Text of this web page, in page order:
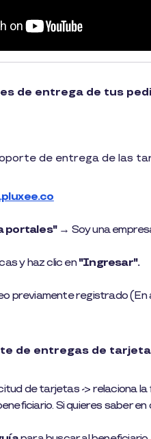
de entrega de tus
de entrega de las
portales" → Soy una
y haz clic en"Ingresar".
previamente registrado (En
de entregas de
de tarjetas -> relaciona la
Si quieres saber